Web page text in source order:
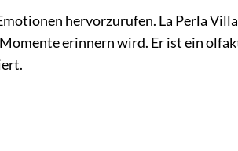
hervorzurufen. La Perla
erinnern wird. Er ist ein